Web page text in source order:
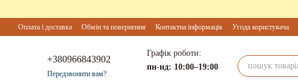
Оплата і доставка Обмін та повернення Контактна інформація Угода користувача
+380966843902
Передзвонити вам?
Графік роботи:
пн-нд: 10:00–19:00